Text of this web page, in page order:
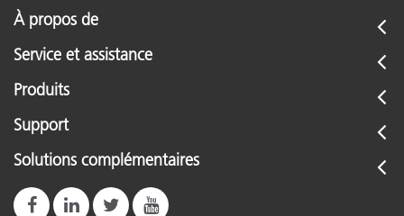
À propos de
Service et assistance
Produits
Support
Solutions complémentaires